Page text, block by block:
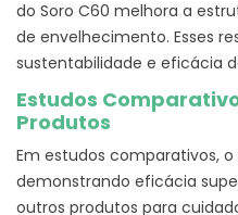
do Soro C60 melhora a
de envelhecimento. Esses
sustentabilidade e eficácia
Estudos
Produtos
Em estudos comparativos,
demonstrando eficácia
outros produtos para